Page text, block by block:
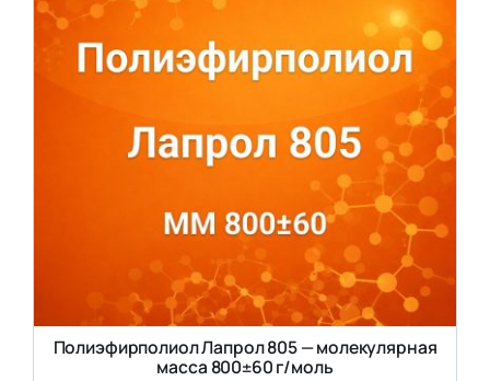
Полиэфирполиол Лапрол 805 — молекулярная
масса 800±60 г/моль